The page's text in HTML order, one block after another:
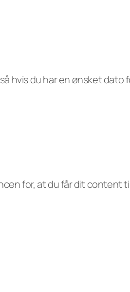
hvis du har en ønsket dato
for, at du får dit content